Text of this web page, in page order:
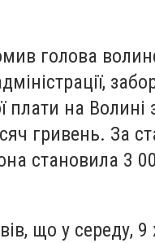
голова
плати на
гривень. За
становила 3
що у середу,